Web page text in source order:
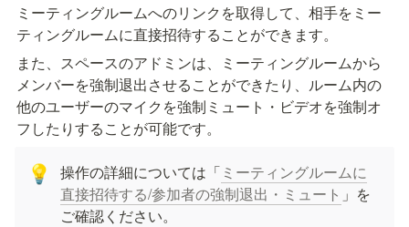
ミーティングルームへのリンクを取得して、相手をミー
ティングルームに直接招待することができます。
また、スペースのアドミンは、ミーティングルームから
メンバーを強制退出させることができたり、ルーム内の
他のユーザーのマイクを強制ミュート・ビデオを強制オ
フしたりすることが可能です。
💡 操作の詳細については「 ミーティングルームに
直接招待する/参加者の強制退出・ミュート 」を
ご確認ください。